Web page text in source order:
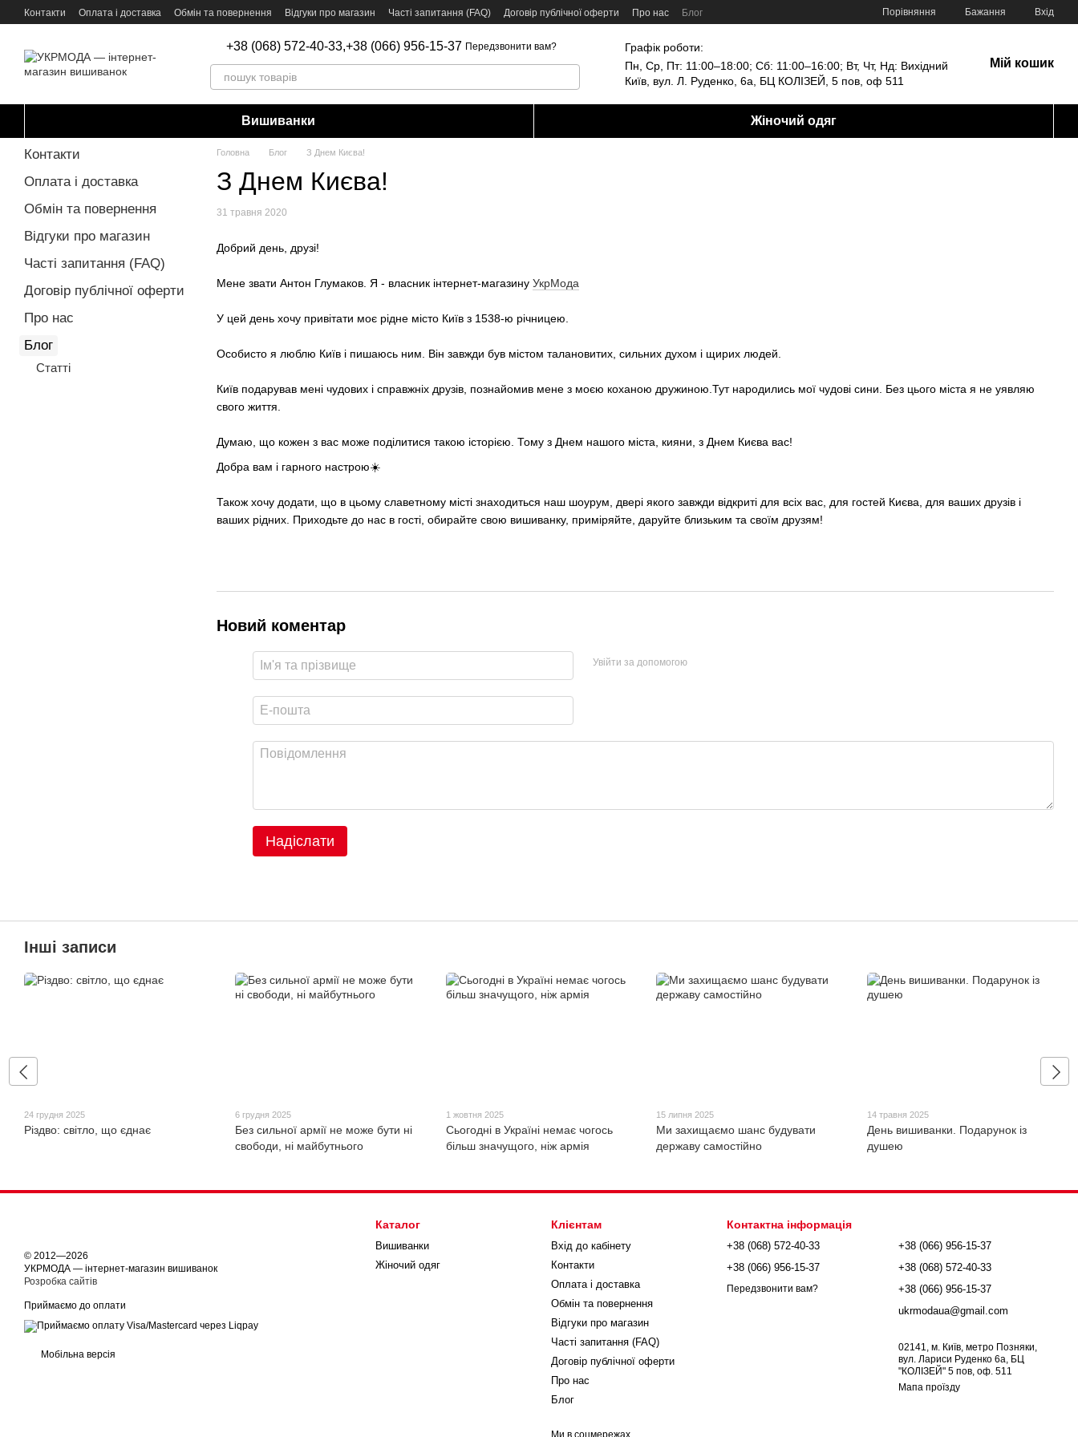
Перейти до основного контенту
Контакти Оплата і доставка Обмін та повернення Відгуки про магазин Часті запитання (FAQ) Договір публічної оферти Про нас Блог Порівняння Бажання Вхід
+38 (068) 572-40-33,+38 (066) 956-15-37 Передзвонити вам?
Графік роботи:
Пн, Ср, Пт: 11:00–18:00; Сб: 11:00–16:00; Вт, Чт, Нд: Вихідний
Київ, вул. Л. Руденко, 6а, БЦ КОЛІЗЕЙ, 5 пов, оф 511
Мій кошик
Вишиванки Жіночий одяг
Головна Блог З Днем Києва!
З Днем Києва!
31 травня 2020
Добрий день, друзі!
Мене звати Антон Глумаков. Я - власник інтернет-магазину УкрМода
У цей день хочу привітати моє рідне місто Київ з 1538-ю річницею.
Особисто я люблю Київ і пишаюсь ним. Він завжди був містом талановитих, сильних духом і щирих людей.
Київ подарував мені чудових і справжніх друзів, познайомив мене з моєю коханою дружиною.Тут народились мої чудові сини. Без цього міста я не уявляю
свого життя.
Думаю, що кожен з вас може поділитися такою історією. Тому з Днем нашого міста, кияни, з Днем Києва вас!
Добра вам і гарного настрою☀️
Також хочу додати, що в цьому славетному місті знаходиться наш шоурум, двері якого завжди відкриті для всіх вас, для гостей Києва, для ваших друзів і
ваших рідних. Приходьте до нас в гості, обирайте свою вишиванку, приміряйте, даруйте близьким та своїм друзям!
Новий коментар
Увійти за допомогою
Надіслати
Контакти
Оплата і доставка
Обмін та повернення
Відгуки про магазин
Часті запитання (FAQ)
Договір публічної оферти
Про нас
Блог
Статті
Інші записи
24 грудня 2025
Різдво: світло, що єднає
6 грудня 2025
Без сильної армії не може бути ні
свободи, ні майбутнього
1 жовтня 2025
Сьогодні в Україні немає чогось
більш значущого, ніж армія
15 липня 2025
Ми захищаємо шанс будувати
державу самостійно
14 травня 2025
День вишиванки. Подарунок із
душею
© 2012—2026
УКРМОДА — інтернет-магазин вишиванок
Розробка сайтів
Приймаємо до оплати
Мобільна версія
Каталог
Вишиванки
Жіночий одяг
Клієнтам
Вхід до кабінету
Контакти
Оплата і доставка
Обмін та повернення
Відгуки про магазин
Часті запитання (FAQ)
Договір публічної оферти
Про нас
Блог
Ми в соцмережах
Контактна інформація
+38 (068) 572-40-33
+38 (066) 956-15-37
Передзвонити вам?
+38 (066) 956-15-37
+38 (068) 572-40-33
+38 (066) 956-15-37
ukrmodaua@gmail.com
02141, м. Київ, метро Позняки,
вул. Лариси Руденко 6а, БЦ
"КОЛІЗЕЙ" 5 пов, оф. 511
Мапа проїзду